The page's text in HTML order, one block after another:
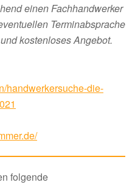
einen Fachhandwerker
Terminabsprache
kostenloses Angebot.
handwerkersuche-die-
folgende